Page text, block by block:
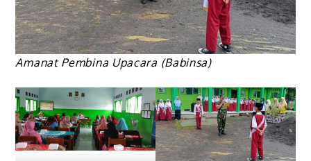
Amanat Pembina Upacara (Babinsa)